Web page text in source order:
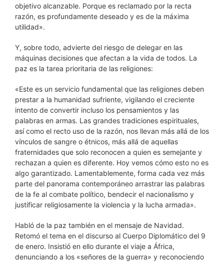
objetivo alcanzable. Porque es reclamado por la recta
razón, es profundamente deseado y es de la máxima
utilidad».
Y, sobre todo, advierte del riesgo de delegar en las
máquinas decisiones que afectan a la vida de todos. La
paz es la tarea prioritaria de las religiones:
«Este es un servicio fundamental que las religiones deben
prestar a la humanidad sufriente, vigilando el creciente
intento de convertir incluso los pensamientos y las
palabras en armas. Las grandes tradiciones espirituales,
así como el recto uso de la razón, nos llevan más allá de los
vínculos de sangre o étnicos, más allá de aquellas
fraternidades que solo reconocen a quien es semejante y
rechazan a quien es diferente. Hoy vemos cómo esto no es
algo garantizado. Lamentablemente, forma cada vez más
parte del panorama contemporáneo arrastrar las palabras
de la fe al combate político, bendecir el nacionalismo y
justificar religiosamente la violencia y la lucha armada».
Habló de la paz también en el mensaje de Navidad.
Retomó el tema en el discurso al Cuerpo Diplomático del 9
de enero. Insistió en ello durante el viaje a África,
denunciando a los «señores de la guerra» y reconociendo